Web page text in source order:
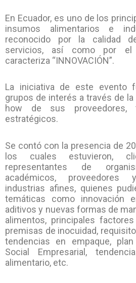
En Ecuador, es uno de los
insumos alimentarios e
reconocido por la calidad
servicios, así como por
caracteriza “INNOVACIÓN”.
La iniciativa de este evento
grupos de interés a través de
how de sus proveedores,
estratégicos.
Se contó con la presencia de
los cuales estuvieron,
representantes de
académicos,
industrias afines, quienes
temáticas como innovación
aditivos y nuevas formas de
alimentos, principales
premisas de inocuidad,
tendencias en empaque,
Social Empresarial,
alimentario, etc.